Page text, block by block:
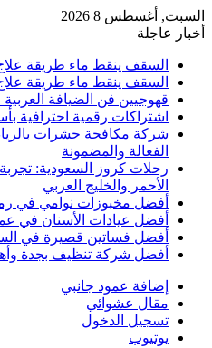
السبت, أغسطس 8 2026
أخبار عاجلة
السقف ينقط ماء طريقة
السقف ينقط ماء طريقة
قهوجيين فن الضيافة
اشتراكات رقمية احترافية
شركة مكافحة حشرات
الفعالة والمضمونة
رحلات كروز السعودية:
الأحمر والخليج العربي
أفضل مخبوزات نوامي في
أفضل عيادات الأسنان في
أفضل فساتين قصيرة في
أفضل شركة تنظيف بجدة
إضافة عمود جانبي
مقال عشوائي
تسجيل الدخول
يوتيوب